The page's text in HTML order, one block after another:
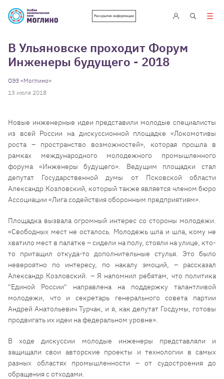
Раскрытие информации
В Ульяновске проходит Форум
Инженеры будущего - 2018
ОЭЗ «Моглино»
13 июля 2018
Новые инженерные идеи представили молодые специалисты
из всей России на дискуссионной площадке «Локомотивы
роста – пространство возможностей», которая прошла в
рамках международного молодежного промышленного
форума «Инженеры будущего». Ведущим площадки стал
депутат Государственной думы от Псковской области
Александр Козловский, который также является членом бюро
Ассоциации «Лига содействия оборонным предприятиям».
Площадка вызвала огромный интерес со стороны молодежи.
«Свободных мест не осталось. Молодежь шла и шла, кому не
хватило мест в палатке – сидели на полу, стояли на улице, кто-
то притащил откуда-то дополнительные стулья. Это было
невероятно по интересу, по накалу эмоций, – рассказал
Александр Козловский. – Я напомнил ребятам, что политика
"Единой России" направлена на поддержку талантливой
молодежи, что и секретарь генерального совета партии
Андрей Анатольевич Турчак, и я, как депутат Госдумы, готовы
продвигать их идеи на федеральном уровне».
В ходе дискуссии молодые инженеры представляли и
защищали свои авторские проекты и технологии в самых
разных областях промышленности – от судостроения до
обращения с отходами.